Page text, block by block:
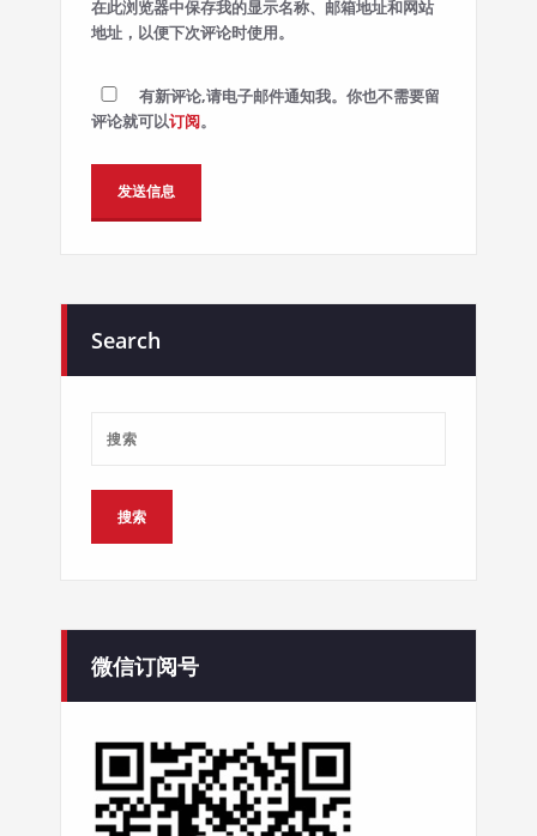
在此浏览器中保存我的显示名称、邮箱地址和网站
地址，以便下次评论时使用。
有新评论,请电子邮件通知我。你也不需要留
评论就可以订阅。
Search
微信订阅号